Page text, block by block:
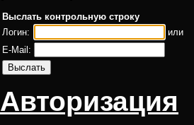
Выслать контрольную строку
Логин:
или
E-Mail:
Авторизация